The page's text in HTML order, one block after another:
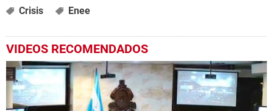
Crisis Enee
VIDEOS RECOMENDADOS